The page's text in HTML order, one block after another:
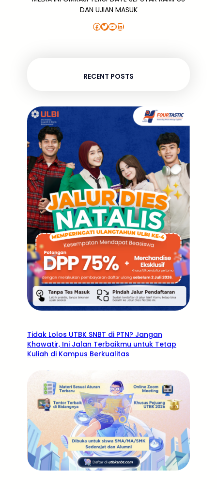
DAN UJIAN MASUK
Facebook Twitter YouTube LinkedIn
RECENT POSTS
Tidak Lolos UTBK SNBT di PTN? Jangan
Khawatir, Ini Jalan Terbaikmu untuk Tetap
Kuliah di Kampus Berkualitas